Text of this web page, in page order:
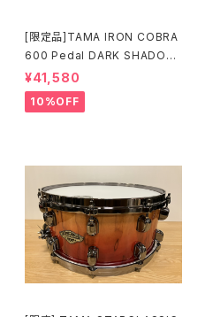
[限定品]TAMA IRON COBRA
600 Pedal DARK SHADOW
Edition Twin Pedal HP600
DTWMB
¥41,580
10%OFF